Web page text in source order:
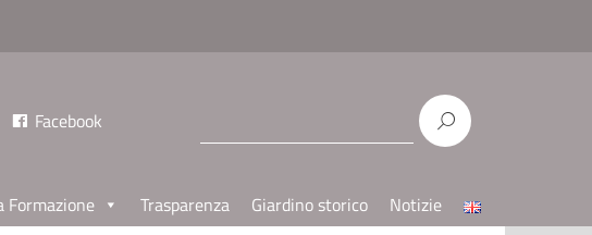
Facebook
Formazione Trasparenza Giardino storico Notizie